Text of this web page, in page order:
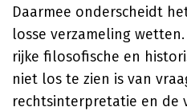
Daarmee onderscheidt
losse verzameling
rijke filosofische en
niet los te zien is van
rechtsinterpretatie en de